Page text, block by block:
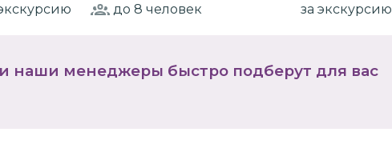
до 8 человек за экскурсию
наши менеджеры быстро подберут для вас